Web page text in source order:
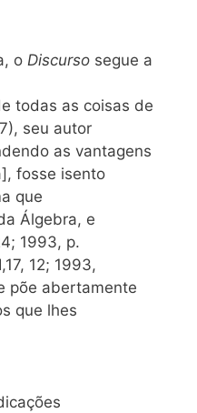
o Discurso segue a
todas as coisas de
seu autor
as vantagens
fosse isento
que
Álgebra, e
1993, p.
12; 1993,
põe abertamente
que lhes